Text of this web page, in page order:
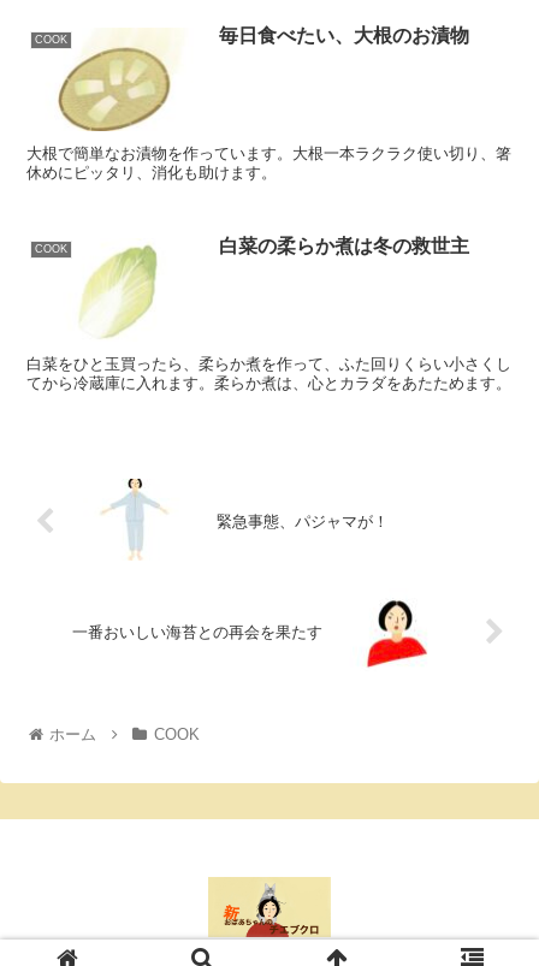
COOK 毎日食べたい、大根のお漬物
大根で簡単なお漬物を作っています。大根一本ラクラク使い切り、箸
休めにピッタリ、消化も助けます。
COOK 白菜の柔らか煮は冬の救世主
白菜をひと玉買ったら、柔らか煮を作って、ふた回りくらい小さくし
てから冷蔵庫に入れます。柔らか煮は、心とカラダをあたためます。
緊急事態、パジャマが！
一番おいしい海苔との再会を果たす
ホーム COOK